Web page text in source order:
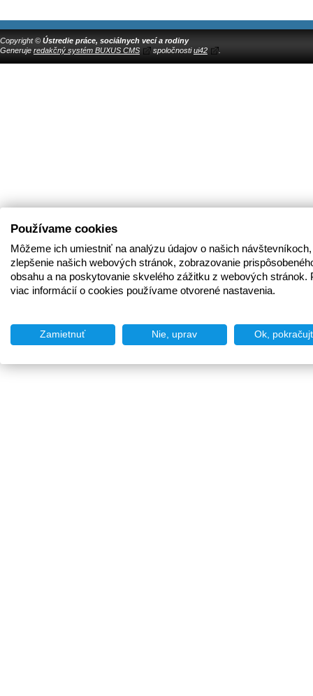
Copyright © Ústredie práce, sociálnych vecí a rodiny
Generuje redakčný systém BUXUS CMS spoločnostiui42
Používame cookies
Môžeme ich umiestniť na analýzu údajov o našich
zlepšenie našich webových stránok, zobrazovanie
obsahu a na poskytovanie skvelého zážitku z webových stránok.
viac informácií o cookies používame otvorené nastavenia.
Zamietnuť Nie, uprav Ok,